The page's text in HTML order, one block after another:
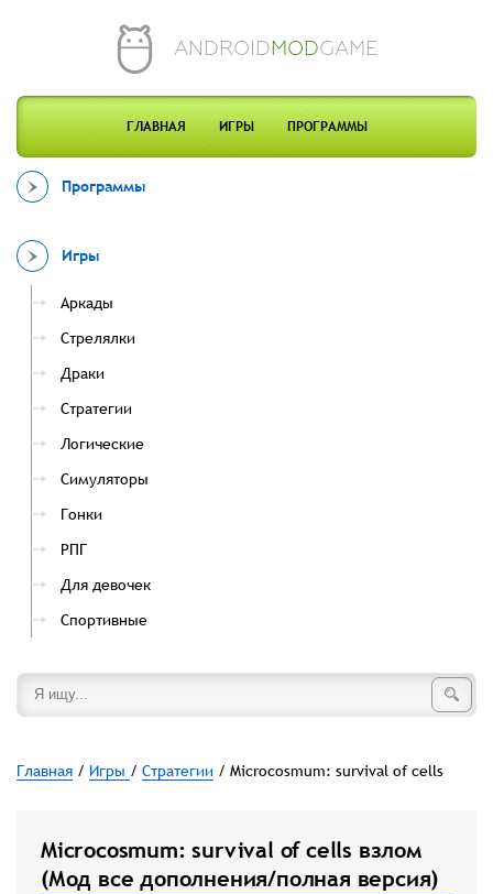
ANDROIDMODGAME
ГЛАВНАЯ ИГРЫ ПРОГРАММЫ
Программы
Игры
Аркады
Стрелялки
Драки
Стратегии
Логические
Симуляторы
Гонки
РПГ
Для девочек
Спортивные
Главная / Игры / Стратегии / Microcosmum: survival of cells
Microcosmum: survival of cells взлом
(Мод все дополнения/полная версия)